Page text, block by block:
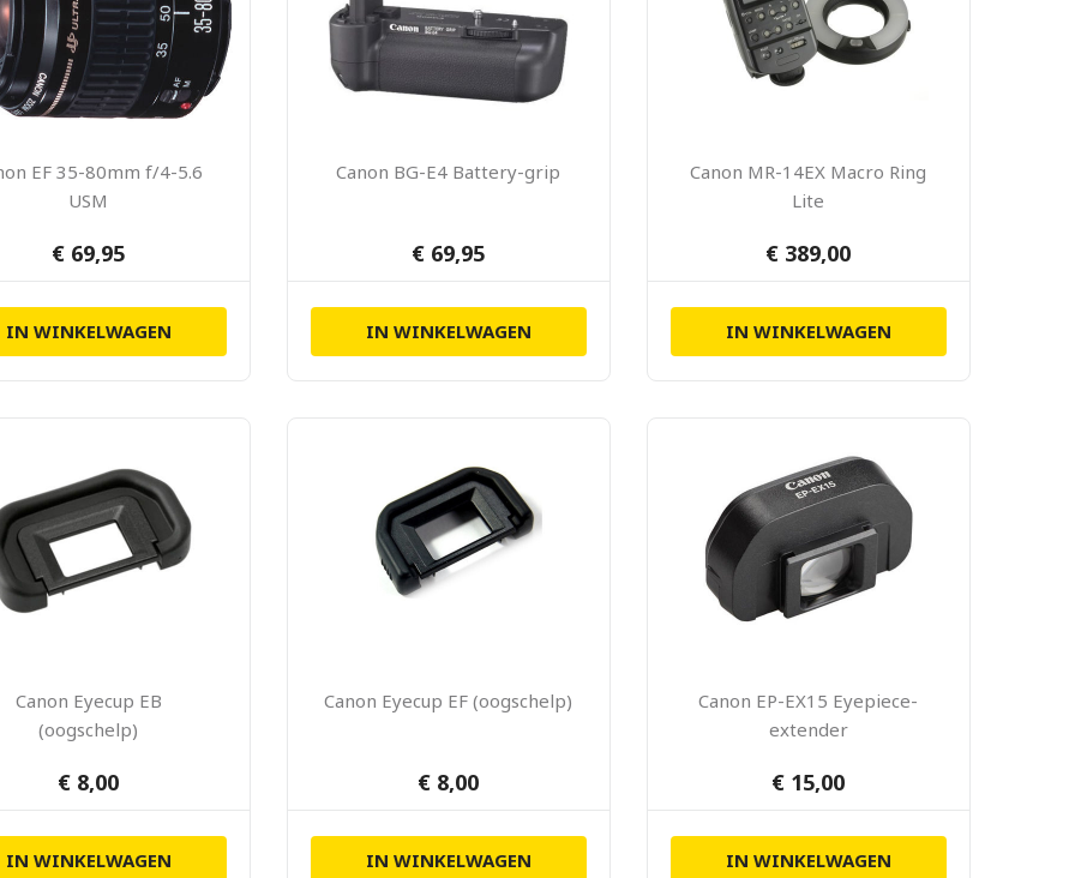
EF 35-80mm f/4-5.6
USM
€ 69,95
IN WINKELWAGEN
Canon BG-E4 Battery-grip
€ 69,95
IN WINKELWAGEN
Canon MR-14EX Macro Ring
Lite
€ 389,00
IN WINKELWAGEN
Canon Eyecup EB
(oogschelp)
€ 8,00
IN WINKELWAGEN
Canon Eyecup EF (oogschelp)
€ 8,00
IN WINKELWAGEN
Canon EP-EX15 Eyepiece-
extender
€ 15,00
IN WINKELWAGEN